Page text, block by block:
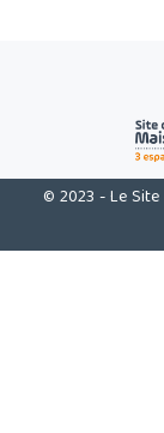
© 2023 - Le Site